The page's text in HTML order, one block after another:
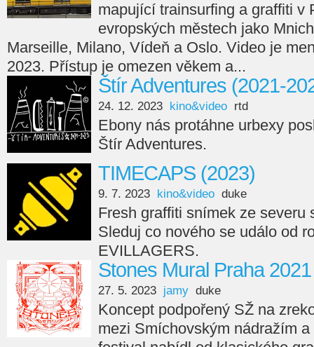
mapující trainsurfing a graffiti v
evropských městech jako
Marseille, Milano, Vídeň a Oslo. Video je
2023. Přístup je omezen věkem a...
Štír Adventures (2021-
24. 12. 2023 kino&video rtd
Ebony nás protáhne urbexy
Štír Adventures.
TIMECAPS (2023)
9. 7. 2023 kino&video duke
Fresh graffiti snímek ze severu
Sleduj co nového se událo od
EVILLAGERS.
Stones Mural Praha 2021
27. 5. 2023 jamy duke
Koncept podpořený SŽ na
mezi Smíchovským nádražím